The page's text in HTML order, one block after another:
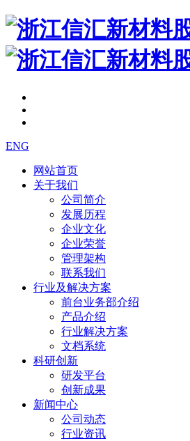
ENG
网站首页
关于我们
公司简介
发展历程
企业文化
企业荣誉
管理架构
联系我们
行业及解决方案
前台业务部介绍
产品介绍
行业解决方案
文档系统
科研创新
研发平台
创新成果
新闻中心
公司动态
行业资讯